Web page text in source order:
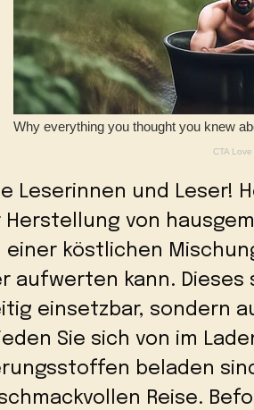
Leserinnen und Leser!
Herstellung von
köstlichen
aufwerten kann. Dieses
einsetzbar, sondern
Sie sich von im
beladen
Reise.